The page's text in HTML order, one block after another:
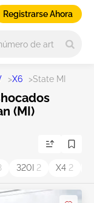
Registrarse Ahora
>X6 >State MI
(MI)
320I 2 X4 2